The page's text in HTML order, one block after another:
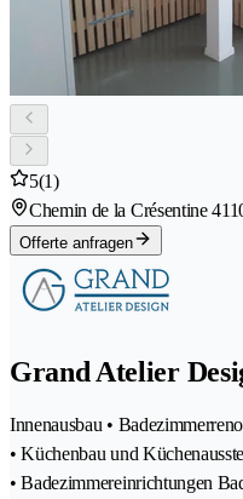
5(1)
Chemin de la Crésentine 41
Offerte anfragen
Grand Atelier
Innenausbau •
• Küchenbau und
• Badezimmereinrichtungen